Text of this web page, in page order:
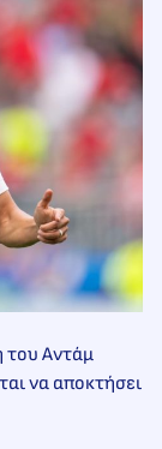
του Αντάμ
να αποκτήσει